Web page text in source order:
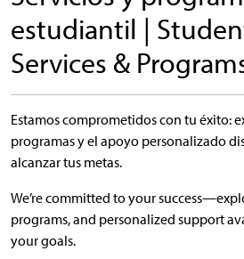
estudiantil |
Services &
Estamos comprometidos con tu éxito:
programas y el apoyo personalizado
alcanzar tus metas.
We’re committed to your
programs, and personalized support
your goals.